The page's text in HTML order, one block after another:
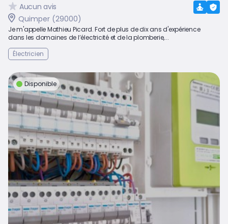
Aucun avis
Quimper (29000)
Je m'appelle Mathieu Picard. Fort de plus de dix ans d'expérience
dans les domaines de l’électricité et de la plomberie,...
Électricien
Disponible